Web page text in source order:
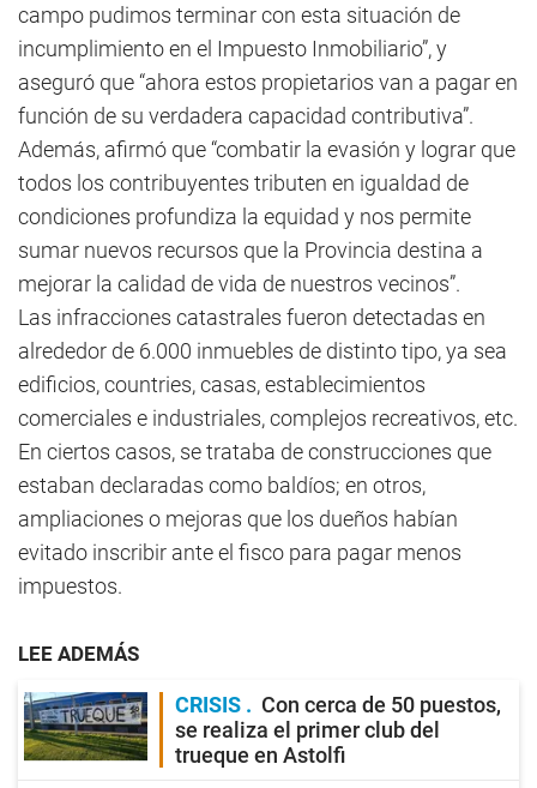
campo pudimos terminar con esta situación de
incumplimiento en el Impuesto Inmobiliario”, y
aseguró que “ahora estos propietarios van a pagar en
función de su verdadera capacidad contributiva”.
Además, afirmó que “combatir la evasión y lograr que
todos los contribuyentes tributen en igualdad de
condiciones profundiza la equidad y nos permite
sumar nuevos recursos que la Provincia destina a
mejorar la calidad de vida de nuestros vecinos”.
Las infracciones catastrales fueron detectadas en
alrededor de 6.000 inmuebles de distinto tipo, ya sea
edificios, countries, casas, establecimientos
comerciales e industriales, complejos recreativos, etc.
En ciertos casos, se trataba de construcciones que
estaban declaradas como baldíos; en otros,
ampliaciones o mejoras que los dueños habían
evitado inscribir ante el fisco para pagar menos
impuestos.
LEE ADEMÁS
CRISIS
Con cerca de 50 puestos,
se realiza el primer club del
trueque en Astolfi